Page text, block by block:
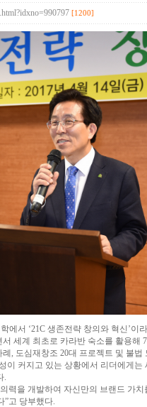
[1200]
에서 ‘21C 생존전략 창의와 혁신’이
세계 최초로 카라반 숙소를 활용
, 도심재창조 20대 프로젝트 및 불
이 커지고 있는 상황에서 리더에게
.
력을 개발하여 자신만의 브랜드 가
”고 당부했다.